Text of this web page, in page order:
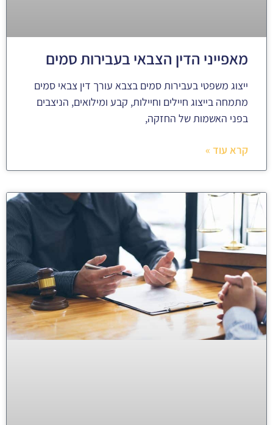
מאפייני הדין הצבאי בעבירות סמים
ייצוג משפטי בעבירות סמים בצבא עורך דין צבאי סמים
מתמחה בייצוג חיילים וחיילות, קבע ומילואים, הניצבים
בפני האשמות של החזקה,
קרא עוד »